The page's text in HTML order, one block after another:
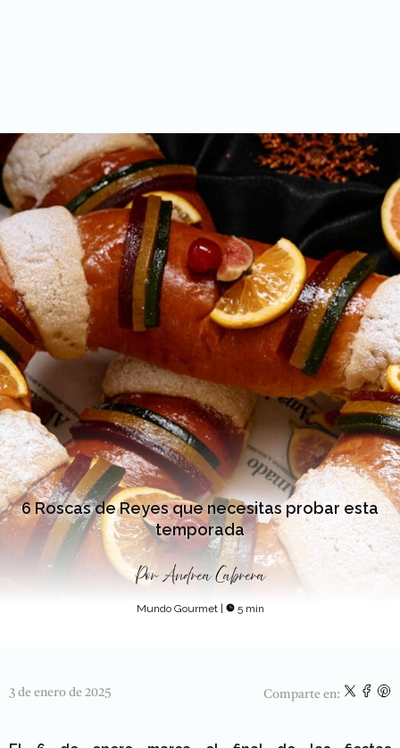
6 Roscas de Reyes que necesitas probar esta
temporada
Por Andrea Cabrera
Mundo Gourmet | 5 min
3 de enero de 2025 Comparte en: